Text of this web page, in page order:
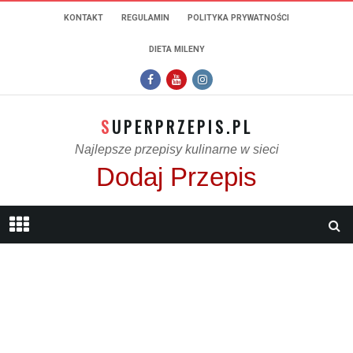
KONTAKT REGULAMIN POLITYKA PRYWATNOŚCI
DIETA MILENY
SUPERPRZEPIS.PL
Najlepsze przepisy kulinarne w sieci
Dodaj Przepis